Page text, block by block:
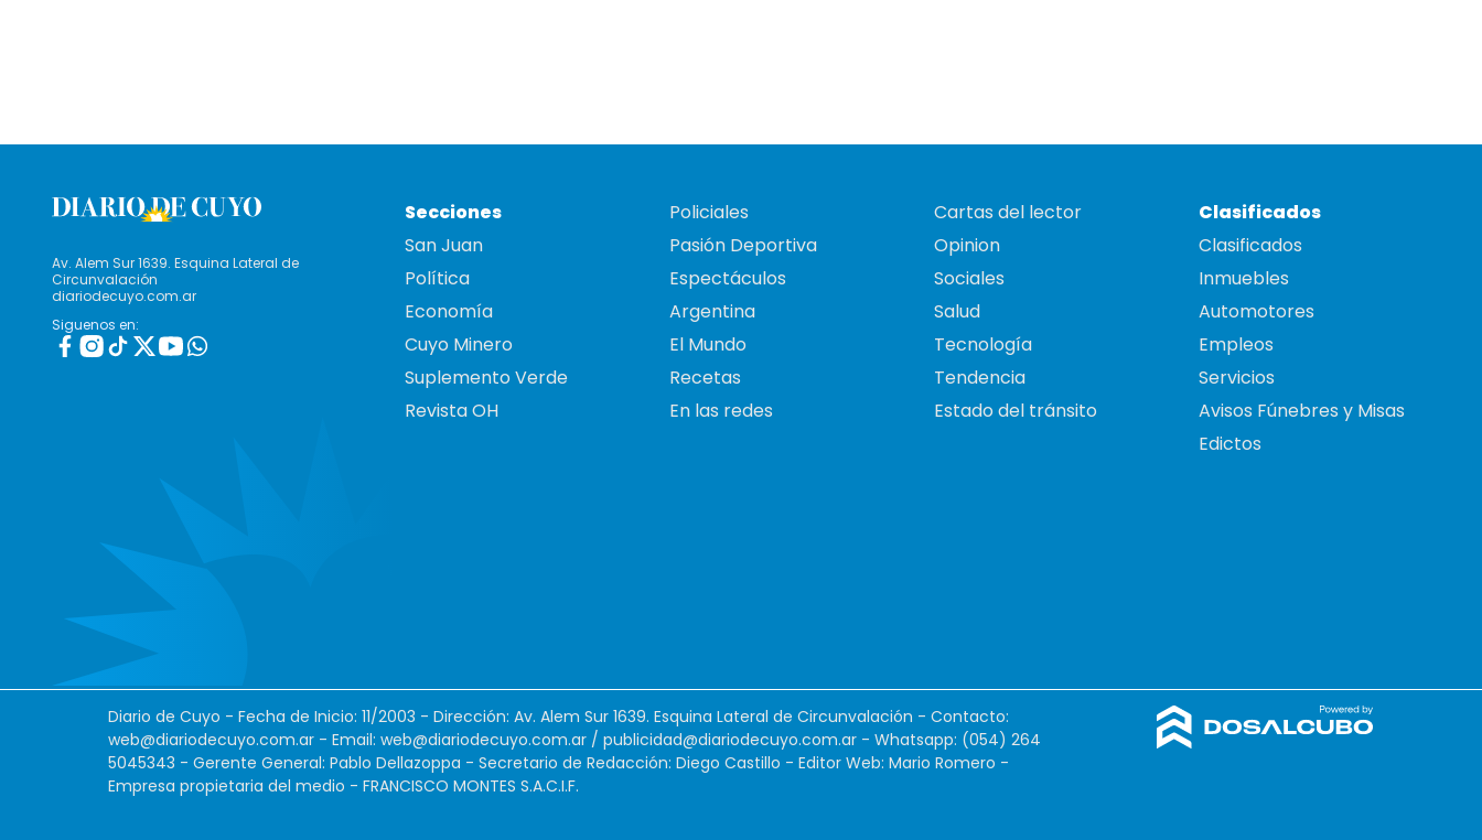
Av. Alem Sur 1639. Esquina Lateral de
Circunvalación
diariodecuyo.com.ar
Siguenos en:
Secciones
San Juan
Política
Economía
Cuyo Minero
Suplemento Verde
Revista OH
Policiales
Pasión Deportiva
Espectáculos
Argentina
El Mundo
Recetas
En las redes
Cartas del lector
Opinion
Sociales
Salud
Tecnología
Tendencia
Estado del tránsito
Clasificados
Clasificados
Inmuebles
Automotores
Empleos
Servicios
Avisos Fúnebres y Misas
Edictos
Diario de Cuyo - Fecha de Inicio: 11/2003 - Dirección: Av. Alem Sur 1639. Esquina Lateral de Circunvalación - Contacto:
web@diariodecuyo.com.ar - Email: web@diariodecuyo.com.ar / publicidad@diariodecuyo.com.ar - Whatsapp: (054) 264
5045343 - Gerente General: Pablo Dellazoppa - Secretario de Redacción: Diego Castillo - Editor Web: Mario Romero -
Empresa propietaria del medio - FRANCISCO MONTES S.A.C.I.F.